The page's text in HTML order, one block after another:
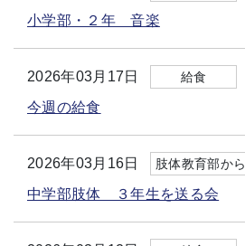
小学部・２年 音楽
2026年03月17日 給食
今週の給食
2026年03月16日 肢体教育部から
中学部肢体 ３年生を送る会